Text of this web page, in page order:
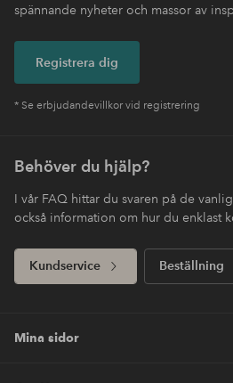
spännande nyheter och massor av
Registrera dig
* Se erbjudandevillkor vid registrering
Behöver du hjälp?
I vår FAQ hittar du svaren på de
också information om hur du enklast
Kundservice Beställning
Mina sidor